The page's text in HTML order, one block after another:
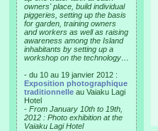
owners' place, build individual
piggeries, setting up the basis
for garden, training owners
and workers as well as raising
awareness among the Island
inhabitants by setting up a
workshop on the technology…
- du 10 au 19 janvier 2012 :
Exposition photographique
traditionnelle au Vaiaku Lagi
Hotel
- From January 10th to 19th,
2012 : Photo exhibition at the
Vaiaku Lagi Hotel